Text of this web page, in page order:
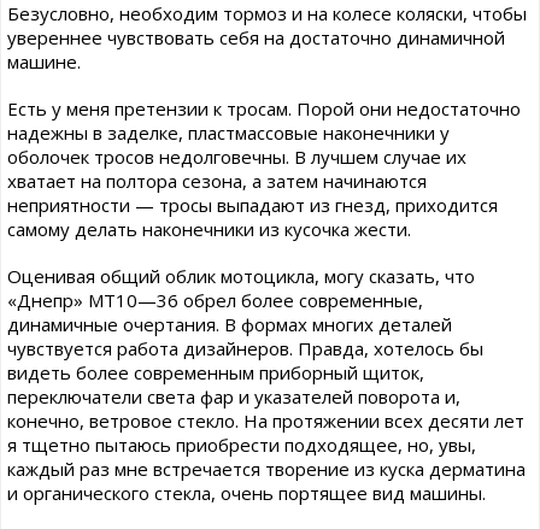
Безусловно, необходим тормоз и на колесе коляски, чтобы
увереннее чувствовать себя на достаточно динамичной
машине.
Есть у меня претензии к тросам. Порой они недостаточно
надежны в заделке, пластмассовые наконечники у
оболочек тросов недолговечны. В лучшем случае их
хватает на полтора сезона, а затем начинаются
неприятности — тросы выпадают из гнезд, приходится
самому делать наконечники из кусочка жести.
Оценивая общий облик мотоцикла, могу сказать, что
«Днепр» МТ10—36 обрел более современные,
динамичные очертания. В формах многих деталей
чувствуется работа дизайнеров. Правда, хотелось бы
видеть более современным приборный щиток,
переключатели света фар и указателей поворота и,
конечно, ветровое стекло. На протяжении всех десяти лет
я тщетно пытаюсь приобрести подходящее, но, увы,
каждый раз мне встречается творение из куска дерматина
и органического стекла, очень портящее вид машины.